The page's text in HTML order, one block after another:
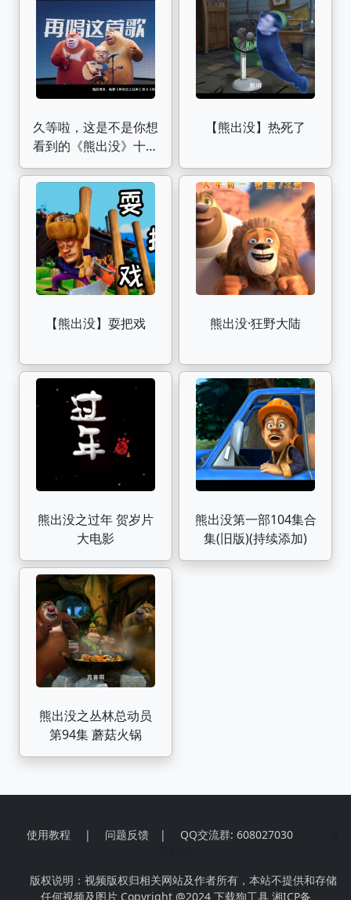
久等啦，这是不是你想
看到的《熊出没》十周
年主题曲MV？点击查
收十年珍藏回忆！
【熊出没】热死了
【熊出没】耍把戏 熊出没·狂野大陆
熊出没之过年 贺岁片
大电影
熊出没第一部104集合
集(旧版)(持续添加)
熊出没之丛林总动员
第94集 蘑菇火锅
使用教程 | 问题反馈 | QQ交流群: 608027030
版权说明：视频版权归相关网站及作者所有，本站不提供和存储
任何视频及图片 Copyright @2024 下载狗工具 湘ICP备